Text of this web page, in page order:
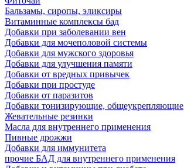
Бальзамы, сиропы, эликсиры
Витаминные комплексы бад
Добавки при заболевании вен
Добавки для мочеполовой системы
Добавки для мужского здоровья
Добавки для улучшения памяти
Добавки от вредных привычек
Добавки при простуде
Добавки от паразитов
Добавки тонизирующие, общеукрепляющие
Жевательные резинки
Масла для внутреннего применения
Пивные дрожжи
Добавки для иммунитета
прочие БАД для внутреннего применения